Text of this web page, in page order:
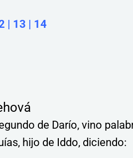
| 13 | 14
de Darío, vino
hijo de Iddo, diciendo: